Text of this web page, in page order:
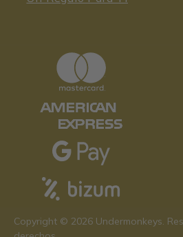
Copyright © 2026 Undermonkeys.